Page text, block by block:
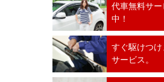
代車無料サ
中！
すぐ駆けつ
サービス。